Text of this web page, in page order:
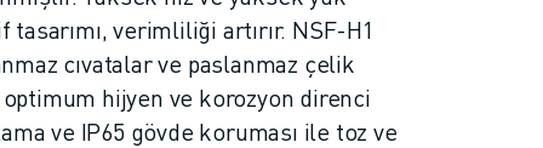
verimliliği artırır. NSF-H1
cıvatalar ve paslanmaz çelik
hijyen ve korozyon direnci
ve IP65 gövde koruması ile toz ve